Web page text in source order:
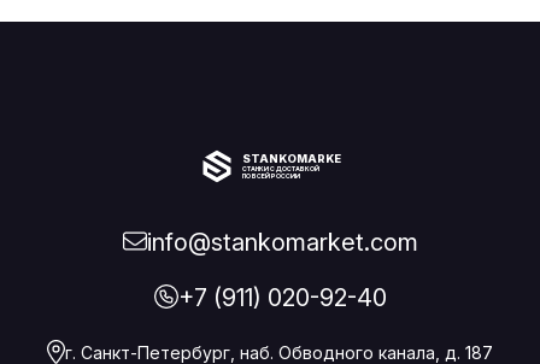
STANKOMARKET
СТАНКИ С ДОСТАВКОЙ
ПО ВСЕЙ РОССИИ
info@stankomarket.com
+7 (911) 020-92-40
г. Санкт-Петербург, наб. Обводного канала, д. 187